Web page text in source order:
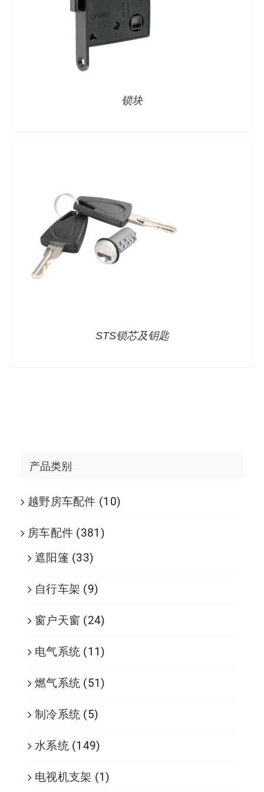
锁块
STS锁芯及钥匙
产品类别
越野房车配件 (10)
房车配件 (381)
遮阳篷 (33)
自行车架 (9)
窗户天窗 (24)
电气系统 (11)
燃气系统 (51)
制冷系统 (5)
水系统 (149)
电视机支架 (1)